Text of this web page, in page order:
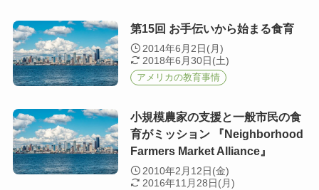
第15回 お手伝いから始まる食育
2014年6月2日(月)
2018年6月30日(土)
アメリカの教育事情
小規模農家の支援と一般市民の食
育がミッション 『Neighborhood
Farmers Market Alliance』
2010年2月12日(金)
2016年11月28日(月)